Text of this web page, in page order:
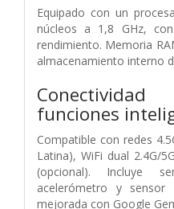
Equipado con un
núcleos a 1,8 GHz,
rendimiento. Memoria
almacenamiento interno
funciones
Compatible con redes
Latina), WiFi dual 2.4G/
(opcional). Incluye
acelerómetro y sensor
mejorada con Google